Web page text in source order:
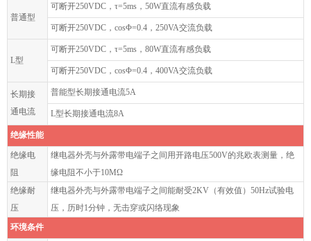
普通型
可断开250VDC，τ=5ms，50W直流有感负载
可断开250VDC，cosΦ=0.4，250VA交流负载
L型
可断开250VDC，τ=5ms，80W直流有感负载
可断开250VDC，cosΦ=0.4，400VA交流负载
长期接
通电流
普能型长期接通电流5A
L型长期接通电流8A
绝缘性能
绝缘电
阻
继电器外壳与外露带电端子之间用开路电压500V的兆欧表测量，绝
缘电阻不小于10MΩ
绝缘耐
压
继电器外壳与外露带电端子之间能耐受2KV（有效值）50Hz试验电
压，历时1分钟，无击穿或闪络现象
环境条件